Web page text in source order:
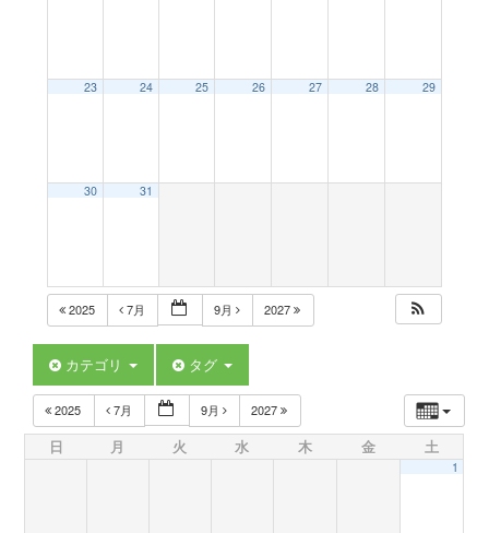
o
23 24 25 26 27 28 29
30 31
2025 7月 9月 2027
カテゴリ タグ
2025 7月 9月 2027
日 月 火 水 木 金 土
1